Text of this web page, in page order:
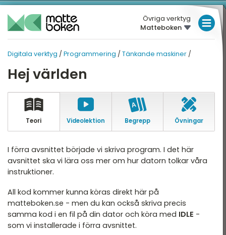
Övriga verktyg
Matteboken
Digitala verktyg / Programmering / Tänkande maskiner /
Hej världen
Teori Video­lektion Begrepp Övningar
I förra avsnittet började vi skriva program. I det här
avsnittet ska vi lära oss mer om hur datorn tolkar våra
instruktioner.
All kod kommer kunna köras direkt här på
matteboken.se - men du kan också skriva precis
samma kod i en fil på din dator och köra med IDLE -
som vi installerade i förra avsnittet.
LÅGSTADIET
MELLANSTADIET
GYMNASIET
HÖGSKOLEPROV
VERKTYG
Översikt
DIGITALA VERKTYG
Översikt
Tänkande maskiner
Logik och att välja
repetition
Riktigt tänkande
MATTE PÅ LÄTT SV